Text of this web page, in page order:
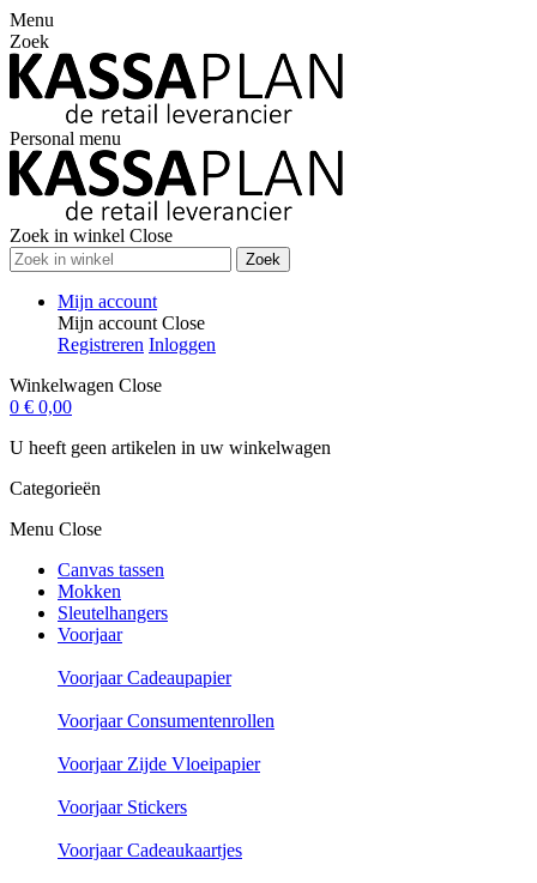
Menu
Zoek
Personal menu
Zoek in winkel Close
Zoek
Mijn account
Mijn account Close
Registreren Inloggen
Winkelwagen Close
0 € 0,00
U heeft geen artikelen in uw winkelwagen
Categorieën
Menu Close
Canvas tassen
Mokken
Sleutelhangers
Voorjaar
Voorjaar Cadeaupapier
Voorjaar Consumentenrollen
Voorjaar Zijde Vloeipapier
Voorjaar Stickers
Voorjaar Cadeaukaartjes